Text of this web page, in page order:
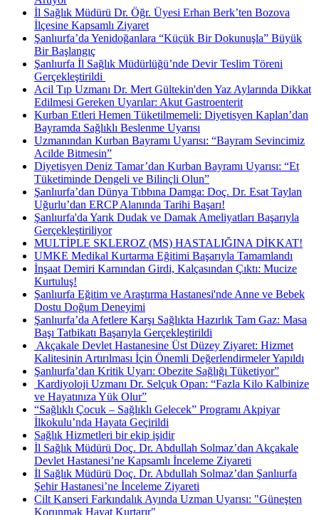
İl Sağlık Müdürü Dr. Öğr. Üyesi Erhan Berk’ten Bozova
İlçesine Kapsamlı Ziyaret
Şanlıurfa’da Yenidoğanlara “Küçük Bir Dokunuşla” Büyük
Bir Başlangıç
Şanlıurfa İl Sağlık Müdürlüğü’nde Devir Teslim Töreni
Gerçekleştirildi ​
Acil Tıp Uzmanı Dr. Mert Gültekin'den Yaz Aylarında Dikkat
Edilmesi Gereken Uyarılar: Akut Gastroenterit
Kurban Etleri Hemen Tüketilmemeli: Diyetisyen Kaplan’dan
Bayramda Sağlıklı Beslenme Uyarısı
Uzmanından Kurban Bayramı Uyarısı: “Bayram Sevincimiz
Acilde Bitmesin”
Diyetisyen Deniz Tamar’dan Kurban Bayramı Uyarısı: “Et
Tüketiminde Dengeli ve Bilinçli Olun”
Şanlıurfa’dan Dünya Tıbbına Damga: Doç. Dr. Esat Taylan
Uğurlu’dan ERCP Alanında Tarihi Başarı!
Şanlıurfa'da Yarık Dudak ve Damak Ameliyatları Başarıyla
Gerçekleştiriliyor
MULTİPLE SKLEROZ (MS) HASTALIĞINA DİKKAT!
UMKE Medikal Kurtarma Eğitimi Başarıyla Tamamlandı
İnşaat Demiri Karnından Girdi, Kalçasından Çıktı: Mucize
Kurtuluş!
Şanlıurfa Eğitim ve Araştırma Hastanesi'nde Anne ve Bebek
Dostu Doğum Deneyimi
Şanlıurfa’da Afetlere Karşı Sağlıkta Hazırlık Tam Gaz: Masa
Başı Tatbikatı Başarıyla Gerçekleştirildi
​ Akçakale Devlet Hastanesine Üst Düzey Ziyaret: Hizmet
Kalitesinin Artırılması İçin Önemli Değerlendirmeler Yapıldı
Şanlıurfa’dan Kritik Uyarı: Obezite Sağlığı Tüketiyor”
​ Kardiyoloji Uzmanı Dr. Selçuk Opan: “Fazla Kilo Kalbinize
ve Hayatınıza Yük Olur”
“Sağlıklı Çocuk – Sağlıklı Gelecek” Programı Akpiyar
İlkokulu’nda Hayata Geçirildi
Sağlık Hizmetleri bir ekip işidir
İl Sağlık Müdürü Doç. Dr. Abdullah Solmaz’dan Akçakale
Devlet Hastanesi’ne Kapsamlı İnceleme Ziyareti
İl Sağlık Müdürü Doç. Dr. Abdullah Solmaz’dan Şanlıurfa
Şehir Hastanesi’ne İnceleme Ziyareti
Cilt Kanseri Farkındalık Ayında Uzman Uyarısı: "Güneşten
Korunmak Hayat Kurtarır" ​